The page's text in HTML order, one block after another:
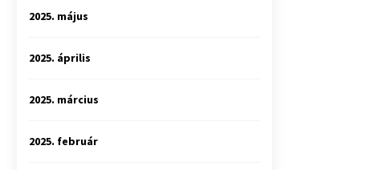
2025. május
2025. április
2025. március
2025. február